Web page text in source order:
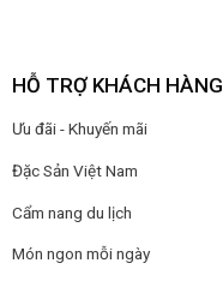
HỖ TRỢ KHÁCH HÀNG
Ưu đãi - Khuyến mãi
Đặc Sản Việt Nam
Cẩm nang du lịch
Món ngon mỗi ngày